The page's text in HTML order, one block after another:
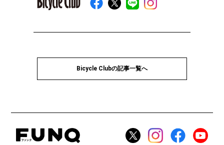
Bicycle Clubの記事一覧へ